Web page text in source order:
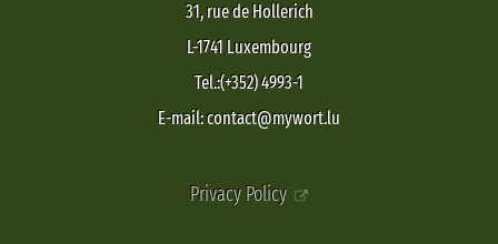
31, rue de Hollerich
L-1741 Luxembourg
Tel.:(+352) 4993-1
E-mail: contact@mywort.lu
Privacy Policy